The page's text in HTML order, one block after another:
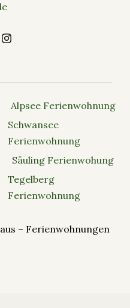
Alpsee Ferienwohnung
Schwansee
Ferienwohnung
Säuling Ferienwohung
Tegelberg
Ferienwohnung
– Ferienwohnungen